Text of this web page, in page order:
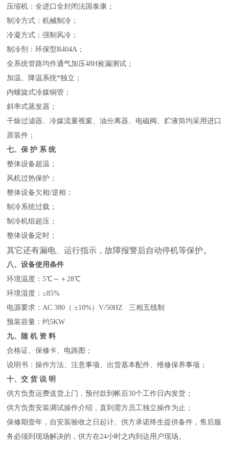
压缩机：全进口全封闭法国泰康；
制冷方式：机械制冷；
冷凝方式：强制风冷；
制冷剂：环保型R404A；
全系统管路均作通气加压48H捡漏测试；
加温、降温系统*独立；
内螺旋式冷媒铜管；
斜率式蒸发器；
干燥过滤器、冷媒流量视窗、油分离器、电磁阀、贮液筒均采用进口
原装件；
七、保 护 系 统
整体设备超温；
风机过热保护；
整体设备欠相/逆相；
制冷系统过载；
制冷机组超压；
整体设备定时；
其它还有漏电、运行指示，故障报警后自动停机等保护。
八、设备使用条件
环境温度：5℃～＋28℃
环境湿度：≤85%
电源要求：AC 380（ ±10%）V/50HZ 三相五线制
预装容量：约5KW
九、随 机 资 料
合格证、保修卡、电路图；
说明书：操作方法、注意事项、出货基本配件、维修保养事项；
十、交 货 说 明
供方负责运费送货上门，预付款到帐后30个工作日内发货；
供方负责安装调试操作介绍，直到需方员工独立操作为止；
保修期壹年，自安装验收之日起计。供方承诺终生提供备件，售后服
务必须到现场解决的，供方在24小时之内到达用户现场。